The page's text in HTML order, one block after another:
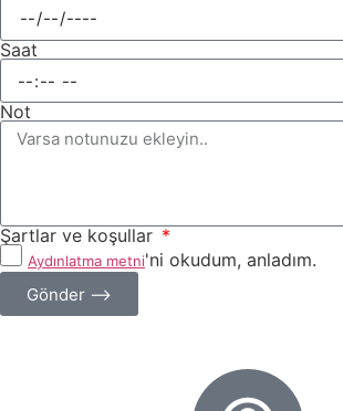
Saat
Not
Şartlar ve koşullar
Aydınlatma metni'ni okudum, anladım.
Gönder ⟶